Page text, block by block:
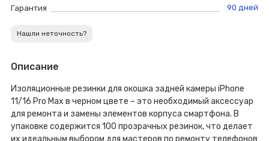
Гарантия
90 дней
Нашли неточность?
Описание
Изоляционные резинки для окошка задней камеры iPhone
11/16 Pro Max в черном цвете – это необходимый аксессуар
для ремонта и замены элементов корпуса смартфона. В
упаковке содержится 100 прозрачных резинок, что делает
их идеальным выбором для мастеров по ремонту телефонов